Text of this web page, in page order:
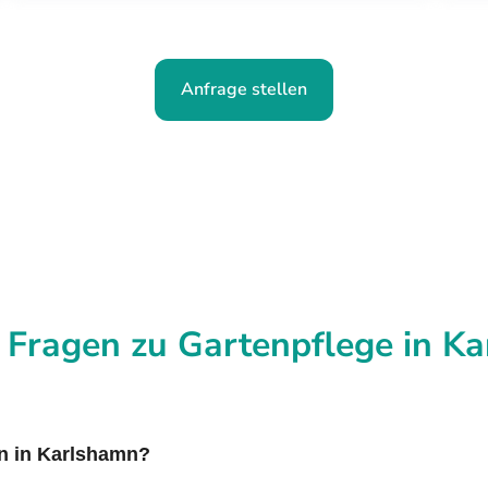
Anfrage stellen
zu Gartenpflege in
in Karlshamn?